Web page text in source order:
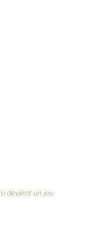
devient un jeu